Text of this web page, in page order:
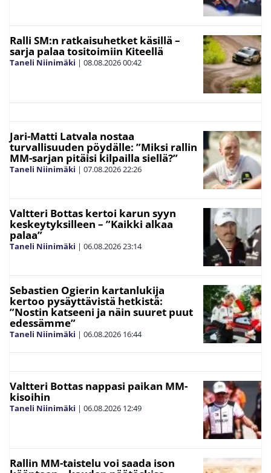
Ralli SM:n ratkaisuhetket käsillä –
sarja palaa tositoimiin Kiteellä
Taneli Niinimäki | 08.08.202600:42
Jari-Matti Latvala nostaa
turvallisuuden pöydälle: ”Miksi rallin
MM-sarjan pitäisi kilpailla siellä?”
Taneli Niinimäki | 07.08.202622:26
Valtteri Bottas kertoi karun syyn
keskeytyksilleen – ”Kaikki alkaa
palaa”
Taneli Niinimäki | 06.08.202623:14
Sebastien Ogierin kartanlukija
kertoo pysäyttävistä hetkistä:
”Nostin katseeni ja näin suuret puut
edessämme”
Taneli Niinimäki | 06.08.2026 16:44
Valtteri Bottas nappasi paikan MM-
kisoihin
Taneli Niinimäki | 06.08.2026 12:49
Rallin MM-taistelu voi saada ison